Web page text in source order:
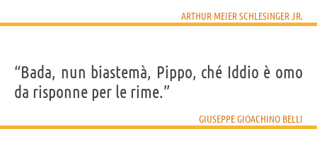
ARTHUR MEIER SCHLESINGER JR.
“Bada, nun biastemà, Pippo, ché Iddio è omo
da risponne per le rime.”
GIUSEPPE GIOACHINO BELLI